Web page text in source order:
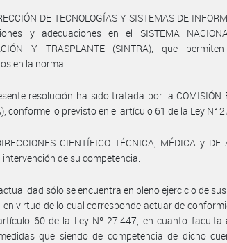
DE TECNOLOGÍAS Y SISTEMAS DE
y adecuaciones en el SISTEMA
Y TRASPLANTE (SINTRA), que
en la norma.
resolución ha sido tratada por la COMISIÓN
conforme lo previsto en el artículo 61 de la Ley N°
CIENTÍFICO TÉCNICA, MÉDICA y DE
de su competencia.
sólo se encuentra en pleno ejercicio de
en virtud de lo cual corresponde actuar de
60 de la Ley Nº 27.447, en cuanto
que siendo de competencia de dicho